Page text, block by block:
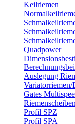
Keilriemen
Quadpower
Auslegung
Variatorriemen/
Gates
Riemenscheiben
Profil SPZ
Profil SPA